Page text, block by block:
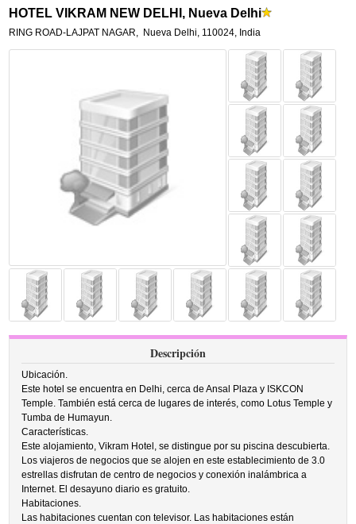
HOTEL VIKRAM NEW DELHI, Nueva Delhi
RING ROAD-LAJPAT NAGAR, Nueva Delhi, 110024, India
Descripción
Ubicación.
Este hotel se encuentra en Delhi, cerca de Ansal Plaza y ISKCON
Temple. También está cerca de lugares de interés, como Lotus Temple y
Tumba de Humayun.
Características.
Este alojamiento, Vikram Hotel, se distingue por su piscina descubierta.
Los viajeros de negocios que se alojen en este establecimiento de 3.0
estrellas disfrutan de centro de negocios y conexión inalámbrica a
Internet. El desayuno diario es gratuito.
Habitaciones.
Las habitaciones cuentan con televisor. Las habitaciones están